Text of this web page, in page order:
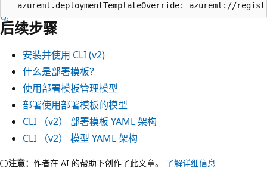
后续步骤
安装并使用 CLI (v2)
什么是部署模板？
使用部署模板管理模型
部署使用部署模板的模型
CLI （v2） 部署模板 YAML 架构
CLI （v2） 模型 YAML 架构
注意： 作者在 AI 的帮助下创作了此文章。 了解详细信息